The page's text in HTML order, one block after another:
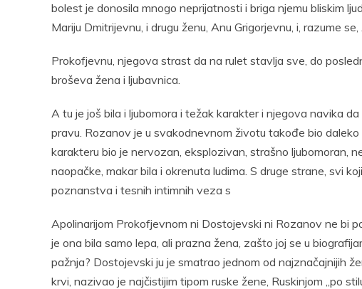
bolest je donosila mnogo neprijatnosti i briga njemu bliskim
Mariju Dmitrijevnu, i drugu ženu, Anu Grigorjevnu, i, razume
Prokofjevnu, njegova strast da na rulet stavlja sve, do
broševa žena i ljubavnica.
A tu je još bila i ljubomora i težak karakter i njegova navika
pravu. Rozanov je u svakodnevnom životu takođe bio
karakteru bio je nervozan, eksplozivan, strašno ljubomoran,
naopačke, makar bila i okrenuta ludima. S druge strane, svi
poznanstva i tesnih intimnih veza s
Apolinarijom Prokofjevnom ni Dostojevski ni Rozanov ne bi
je ona bila samo lepa, ali prazna žena, zašto joj se u
pažnja? Dostojevski ju je smatrao jednom od najznačajnijih
krvi, nazivao je najčistijim tipom ruske žene, Ruskinjom „po